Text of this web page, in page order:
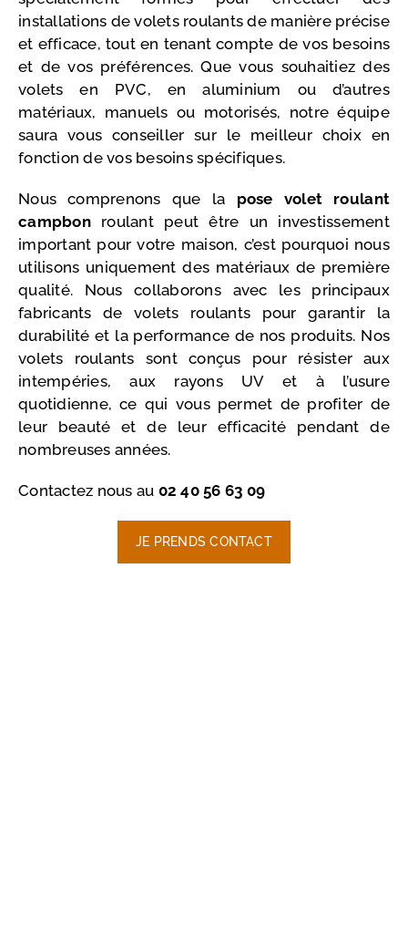
installations de volets roulants de manière précise
et efficace, tout en tenant compte de vos besoins
et de vos préférences. Que vous souhaitiez des
volets en PVC, en aluminium ou d’autres
matériaux, manuels ou motorisés, notre équipe
saura vous conseiller sur le meilleur choix en
fonction de vos besoins spécifiques.
Nous comprenons que la pose volet roulant
campbonroulant peut être un investissement
important pour votre maison, c’est pourquoi nous
utilisons uniquement des matériaux de première
qualité. Nous collaborons avec les principaux
fabricants de volets roulants pour garantir la
durabilité et la performance de nos produits. Nos
volets roulants sont conçus pour résister aux
intempéries, aux rayons UV et à l’usure
quotidienne, ce qui vous permet de profiter de
leur beauté et de leur efficacité pendant de
nombreuses années.
Contactez nous au 02 40 56 63 09
JE PRENDS CONTACT